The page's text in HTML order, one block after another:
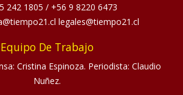
242 1805 / +56 9 8220 6473
legales@tiempo21.cl
Equipo De Trabajo
Cristina Espinoza. Periodista: Claudio
Nuñez.